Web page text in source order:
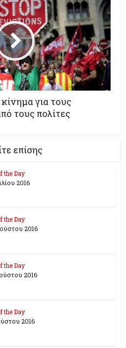
για τους
τους πολίτες
επίσης
the Day
2016
the Day
2016
the Day
2016
the Day
2016